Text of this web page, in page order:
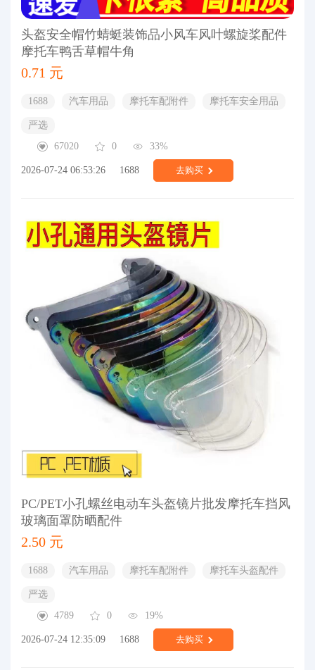
头盔安全帽竹蜻蜓装饰品小风车风叶螺旋桨配件
摩托车鸭舌草帽牛角
0.71 元
1688 汽车用品 摩托车配附件 摩托车安全用品
严选
67020
0 33%
2026-07-24 06:53:26 1688 去购买
PC/PET小孔螺丝电动车头盔镜片批发摩托车挡风
玻璃面罩防晒配件
2.50 元
1688 汽车用品 摩托车配附件 摩托车头盔配件
严选
4789
0 19%
2026-07-24 12:35:09 1688 去购买